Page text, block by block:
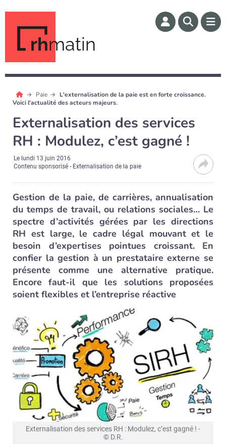
rhmatin
Paie
L'externalisation de la paie est en forte croissance.
Voici l'actualité des acteurs majeurs.
Externalisation des services
RH : Modulez, c’est gagné !
Le lundi 13 juin 2016
Contenu sponsorisé - Externalisation de la paie
Gestion de la paie, de carrières, annualisation
du temps de travail, ou relations sociales… Le
spectre d’activités gérées par les directions
RH est large, le cadre légal mouvant et le
besoin d’expertises pointues croissant. En
confier la gestion à un prestataire externe se
présente comme une alternative pratique.
Encore faut-il que les solutions proposées
soient flexibles et l’entreprise réactive
Externalisation des services RH : Modulez, c’est gagné ! -
© D.R.